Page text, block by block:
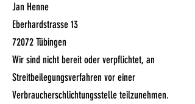
Jan Henne
Eberhardstrasse 13
72072 Tübingen
Wir sind nicht bereit oder verpflichtet, an
Streitbeilegungsverfahren vor einer
Verbraucherschlichtungsstelle teilzunehmen.